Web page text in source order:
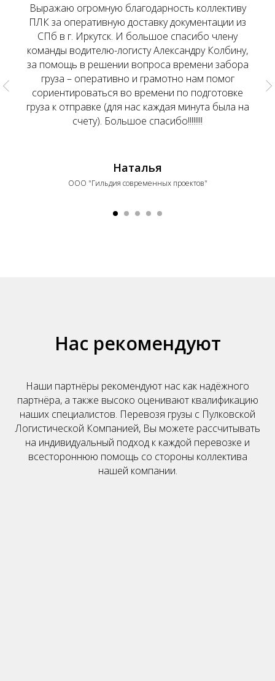
Выражаю огромную благодарность коллективу
ПЛК за оперативную доставку документации из
СПб в г. Иркутск. И большое спасибо члену
команды водителю-логисту Александру Колбину,
за помощь в решении вопроса времени забора
груза – оперативно и грамотно нам помог
сориентироваться во времени по подготовке
груза к отправке (для нас каждая минута была на
счету). Большое спасибо!!!!!!!!
Наталья
ООО "Гильдия современных проектов"
Нас рекомендуют
Наши партнёры рекомендуют нас как надёжного
партнёра, а также высоко оценивают квалификацию
наших специалистов. Перевозя грузы с Пулковской
Логистической Компанией, Вы можете рассчитывать
на индивидуальный подход к каждой перевозке и
всестороннюю помощь со стороны коллектива
нашей компании.